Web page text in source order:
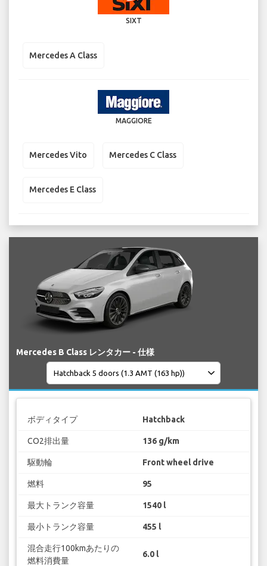
SIXT
Mercedes A Class
MAGGIORE
Mercedes Vito Mercedes C Class
Mercedes E Class
Mercedes B Class レンタカー - 仕様
ボディタイプ Hatchback
CO2排出量 136 g/km
駆動輪 Front wheel drive
燃料 95
最大トランク容量 1540 l
最小トランク容量 455 l
混合走行100kmあたりの
燃料消費量
6.0 l